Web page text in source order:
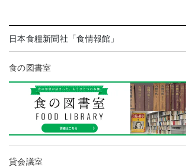
日本食糧新聞社「食情報館」
食の図書室
貸会議室